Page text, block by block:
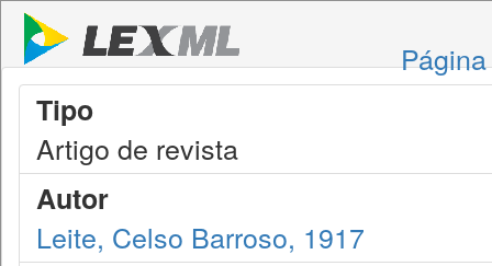
Tipo
Artigo de revista
Autor
Leite, Celso Barroso, 1917